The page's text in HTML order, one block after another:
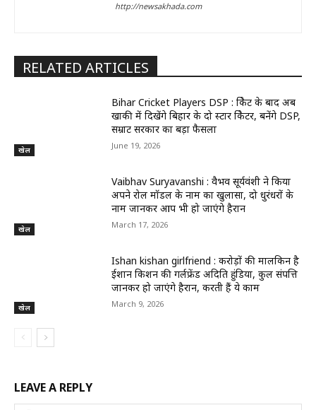
http://newsakhada.com
RELATED ARTICLES
खेल
Bihar Cricket Players DSP : क्रिकेट के बाद अब
खाकी में दिखेंगे बिहार के दो स्टार क्रिकेटर, बनेंगे DSP,
सम्राट सरकार का बड़ा फैसला
June 19, 2026
खेल
Vaibhav Suryavanshi : वैभव सूर्यवंशी ने किया
अपने रोल मॉडल के नाम का खुलासा, दो धुरंधरों के
नाम जानकर आप भी हो जाएंगे हैरान
March 17, 2026
खेल
Ishan kishan girlfriend : करोड़ों की मालकिन है
ईशान किशन की गर्लफ्रेंड अदिति हुंडिया, कुल संपत्ति
जानकर हो जाएंगे हैरान, करती हैं ये काम
March 9, 2026
LEAVE A REPLY